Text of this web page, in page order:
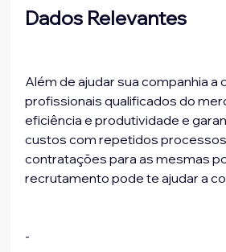
Dados Relevantes
Além de ajudar sua companhia a
profissionais qualificados do
eficiência e produtividade e
custos com repetidos
contratações para as mesmas
recrutamento pode te ajudar a
-